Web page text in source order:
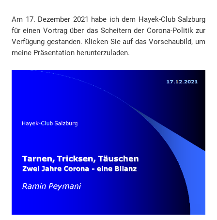
Am 17. Dezember 2021 habe ich dem Hayek-Club Salzburg
für einen Vortrag über das Scheitern der Corona-Politik zur
Verfügung gestanden. Klicken Sie auf das Vorschaubild, um
meine Präsentation herunterzuladen.